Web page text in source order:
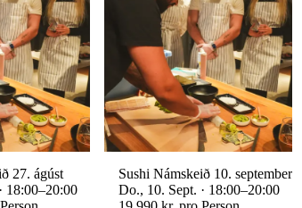
27. ágúst
18:00–20:00
Sushi Námskeið 10. september
Do., 10. Sept. · 18:00–20:00